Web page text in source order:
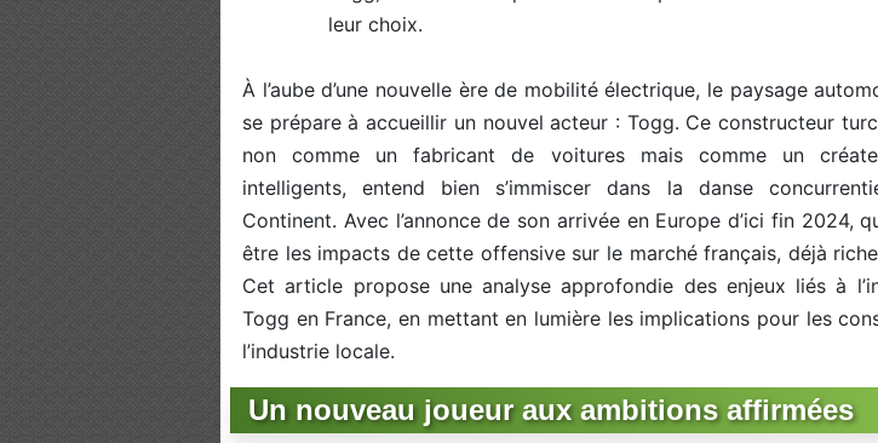
leur choix.
À l’aube d’une nouvelle ère de mobilité électrique, le paysage
se prépare à accueillir un nouvel acteur : Togg. Ce constructeur
non comme un fabricant de voitures mais comme un
intelligents, entend bien s’immiscer dans la danse
Continent. Avec l’annonce de son arrivée en Europe d’ici fin 2024,
être les impacts de cette offensive sur le marché français, déjà
Cet article propose une analyse approfondie des enjeux liés à
Togg en France, en mettant en lumière les implications pour les
l’industrie locale.
Un nouveau joueur aux ambitions affirmées